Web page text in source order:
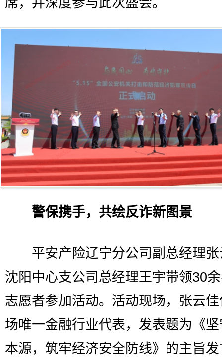
席，并深度参与此次盛会。
警保携手，共绘反诈新图景
平安产险辽宁分公司副总经理张
沈阳中心支公司总经理王宇带领30
志愿者参加活动。活动现场，张云
场唯一金融行业代表，发表题为《
本源，筑牢经济安全防线》的主旨